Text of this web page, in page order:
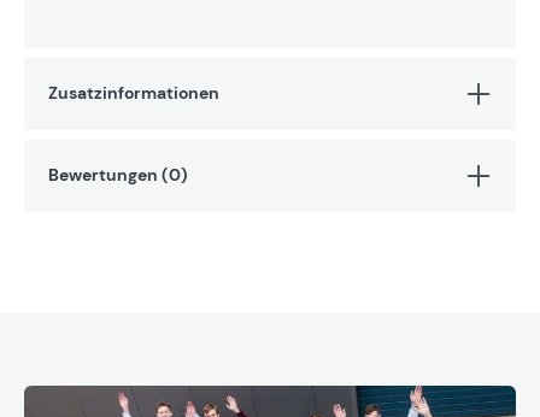
Zusatzinformationen
Bewertungen (0)